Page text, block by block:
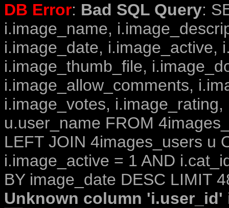
DB Error: Bad SQL Query:
i.image_name,
i.image_date, i.image_active,
i.image_thumb_file,
i.image_allow_comments,
i.image_votes,
u.user_name FROM
LEFT JOIN 4images_users u
i.image_active = 1 AND
BY image_date DESC LIMIT
Unknown column